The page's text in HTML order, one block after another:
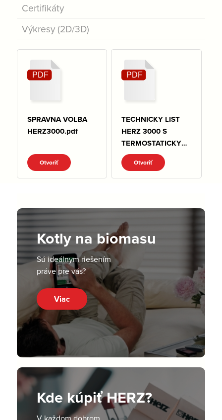
Certifikáty
Výkresy (2D/3D)
SPRAVNA VOLBA
HERZ3000.pdf
Otvoriť
TECHNICKY LIST
HERZ 3000 S
TERMOSTATICKYM
ZVRSKOM.pdf
Otvoriť
Kotly na biomasu
Sú ideálnym riešením
práve pre vás?
Viac
Kde kúpiť HERZ?